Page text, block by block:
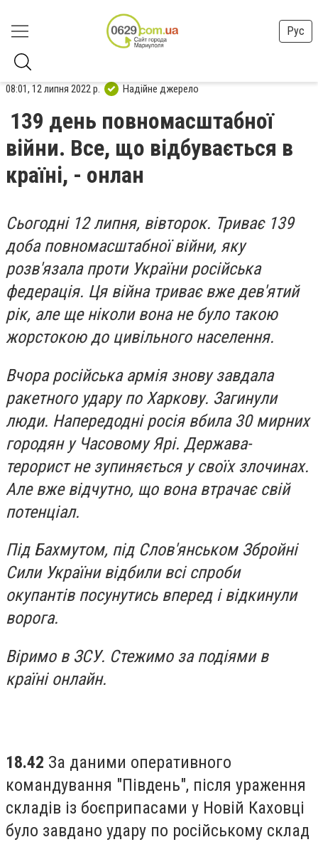
Рус
08:01, 12 липня 2022 р. Надійне джерело
139 день повномасштабної
війни. Все, що відбувається в
країні, - онлан
Сьогодні 12 липня, вівторок. Триває 139
доба повномасштабної війни, яку
розв'язала проти України російська
федерація. Ця війна триває вже дев'ятий
рік, але ще ніколи вона не було такою
жорстокою до цивільного населення.
Вчора російська армія знову завдала
ракетного удару по Харкову. Загинули
люди. Напередодні росія вбила 30 мирних
городян у Часовому Ярі. Держава-
терорист не зупиняється у своїх злочинах.
Але вже відчутно, що вона втрачає свій
потенціал.
Під Бахмутом, під Слов'янськом Збройні
Сили України відбили всі спроби
окупантів посунутись вперед і відкинули
ворога.
Віримо в ЗСУ. Стежимо за подіями в
країні онлайн.
18.42 За даними оперативного
командування "Південь", після ураження
складів із боєприпасами у Новій Каховці
було завдано удару по російському склад